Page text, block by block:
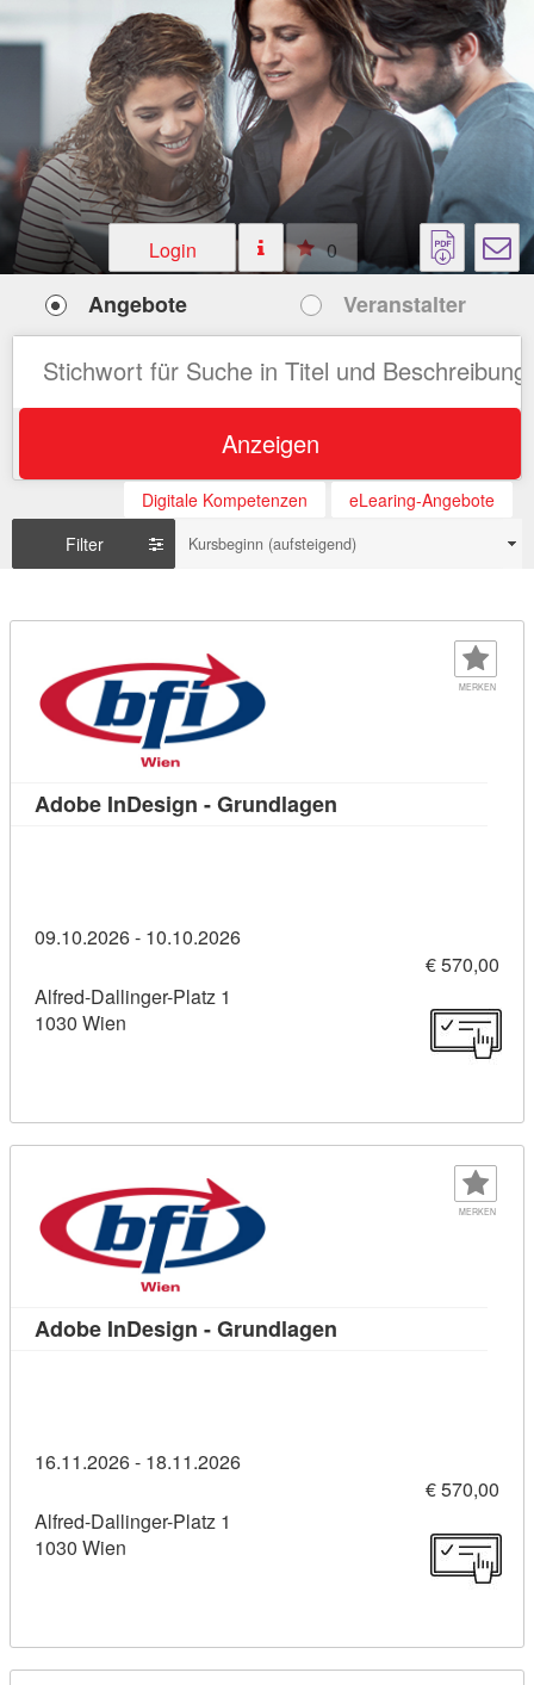
Login 0
Angebote Veranstalter
Anzeigen
Digitale Kompetenzen
eLearing-Angebote
Filter
Kursbeginn (aufsteigend)
MERKEN
Adobe InDesign - Grundlagen
09.10.2026 - 10.10.2026
€ 570,00
Alfred-Dallinger-Platz 1
1030 Wien
MERKEN
Adobe InDesign - Grundlagen
16.11.2026 - 18.11.2026
€ 570,00
Alfred-Dallinger-Platz 1
1030 Wien